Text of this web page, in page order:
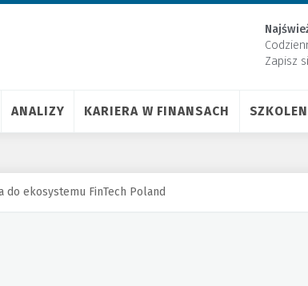
Zapisz
ANALIZY KARIERA W FINANSACH
do ekosystemu FinTech Poland